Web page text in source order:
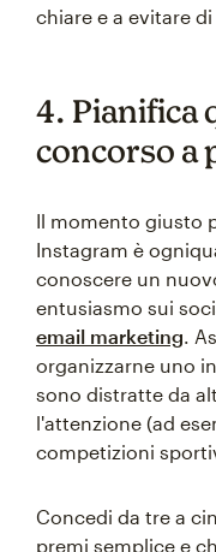
chiare e a evitare
4. Pianifica
concorso a
Il momento giusto
Instagram è
conoscere un
entusiasmo sui
email marketing.
organizzarne uno
sono distratte da
l'attenzione (ad
competizioni
Concedi da tre a
premi semplice e